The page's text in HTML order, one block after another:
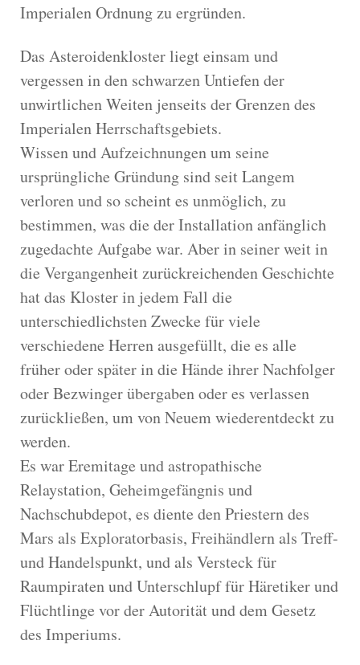
Imperialen Ordnung zu ergründen.
Das Asteroidenkloster liegt einsam und
vergessen in den schwarzen Untiefen der
unwirtlichen Weiten jenseits der Grenzen des
Imperialen Herrschaftsgebiets.
Wissen und Aufzeichnungen um seine
ursprüngliche Gründung sind seit Langem
verloren und so scheint es unmöglich, zu
bestimmen, was die der Installation anfänglich
zugedachte Aufgabe war. Aber in seiner weit in
die Vergangenheit zurückreichenden Geschichte
hat das Kloster in jedem Fall die
unterschiedlichsten Zwecke für viele
verschiedene Herren ausgefüllt, die es alle
früher oder später in die Hände ihrer Nachfolger
oder Bezwinger übergaben oder es verlassen
zurückließen, um von Neuem wiederentdeckt zu
werden.
Es war Eremitage und astropathische
Relaystation, Geheimgefängnis und
Nachschubdepot, es diente den Priestern des
Mars als Exploratorbasis, Freihändlern als Treff-
und Handelspunkt, und als Versteck für
Raumpiraten und Unterschlupf für Häretiker und
Flüchtlinge vor der Autorität und dem Gesetz
des Imperiums.